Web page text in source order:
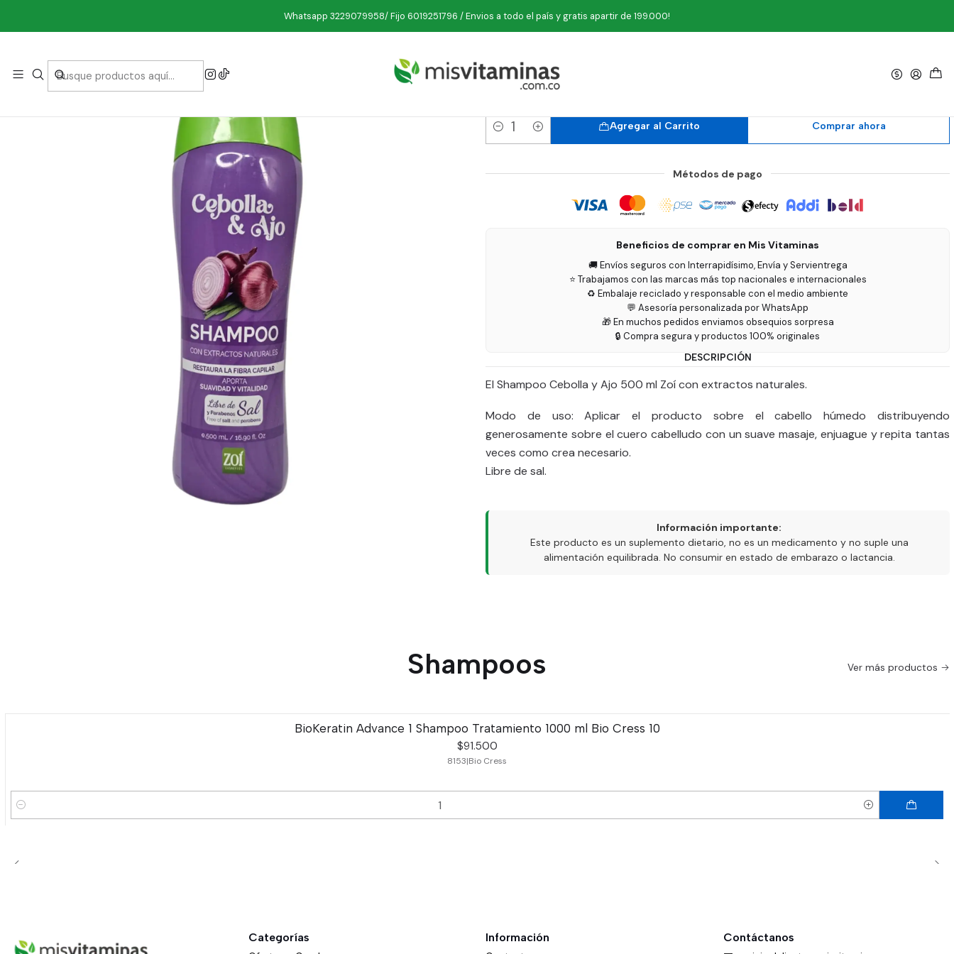
Whatsapp 3229079958/ Fijo 6019251796 / Envios a todo el país y gratis apartir de 199.000!
Inicio Belleza Shampoos Shampoo Cebolla y Ajo 500 ml Zoí
Shampoo Cebolla y Ajo 500 ml Zoí
Cantidad
Agregar al Carrito Comprar ahora
Métodos de pago
Beneficios de comprar en Mis Vitaminas
🚚 Envíos seguros con Interrapidísimo, Envía y Servientrega
⭐ Trabajamos con las marcas más top nacionales e internacionales
♻️ Embalaje reciclado y responsable con el medio ambiente
💬 Asesoría personalizada por WhatsApp
🎁 En muchos pedidos enviamos obsequios sorpresa
🔒 Compra segura y productos 100% originales
DESCRIPCIÓN
El Shampoo Cebolla y Ajo 500 ml Zoí con extractos naturales.
Modo de uso: Aplicar el producto sobre el cabello húmedo distribuyendo
generosamente sobre el cuero cabelludo con un suave masaje, enjuague y repita tantas
veces como crea necesario.
Libre de sal.
Información importante:
Este producto es un suplemento dietario, no es un medicamento y no suple una
alimentación equilibrada. No consumir en estado de embarazo o lactancia.
Shampoos Ver más productos
BioKeratin Advance 1 Shampoo Tratamiento 1000 ml Bio Cress 10
$91.500
8153|Bio Cress
Cantidad
Categorías Información Contáctanos